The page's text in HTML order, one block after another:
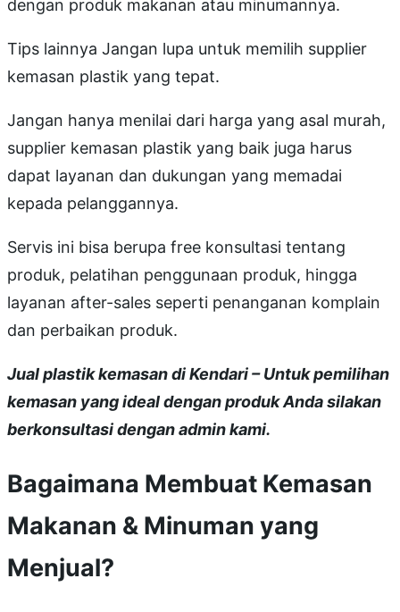
dengan produk makanan atau minumannya.
Tips lainnya Jangan lupa untuk memilih supplier
kemasan plastik yang tepat.
Jangan hanya menilai dari harga yang asal murah,
supplier kemasan plastik yang baik juga harus
dapat layanan dan dukungan yang memadai
kepada pelanggannya.
Servis ini bisa berupa free konsultasi tentang
produk, pelatihan penggunaan produk, hingga
layanan after-sales seperti penanganan komplain
dan perbaikan produk.
Jual plastik kemasan di Kendari – Untuk pemilihan
kemasan yang ideal dengan produk Anda silakan
berkonsultasi dengan admin kami.
Bagaimana Membuat Kemasan
Makanan & Minuman yang
Menjual?